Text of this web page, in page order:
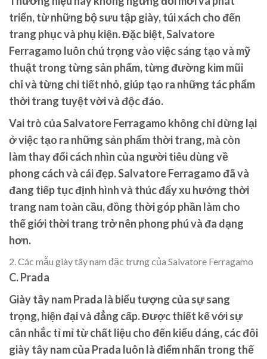
triển, từ những bộ sưu tập giày, túi xách cho đến
trang phục và phụ kiện. Đặc biệt, Salvatore
Ferragamo luôn chú trọng vào việc sáng tạo và mỹ
thuật trong từng sản phẩm, từng đường kim mũi
chỉ và từng chi tiết nhỏ, giúp tạo ra những tác phẩm
thời trang tuyệt vời và độc đáo.
Vai trò của Salvatore Ferragamo không chỉ dừng lại
ở việc tạo ra những sản phẩm thời trang, mà còn
làm thay đổi cách nhìn của người tiêu dùng về
phong cách và cái đẹp. Salvatore Ferragamo đã và
đang tiếp tục định hình và thúc đẩy xu hướng thời
trang nam toàn cầu, đồng thời góp phần làm cho
thế giới thời trang trở nên phong phú và đa dạng
hơn.
2. Các mẫu giày tây nam đặc trưng của Salvatore Ferragamo
C. Prada
Giày tây nam Prada là biểu tượng của sự sang
trọng, hiện đại và đẳng cấp. Được thiết kế với sự
cân nhắc tỉ mỉ từ chất liệu cho đến kiểu dáng, các đôi
giày tây nam của Prada luôn là điểm nhấn trong thế